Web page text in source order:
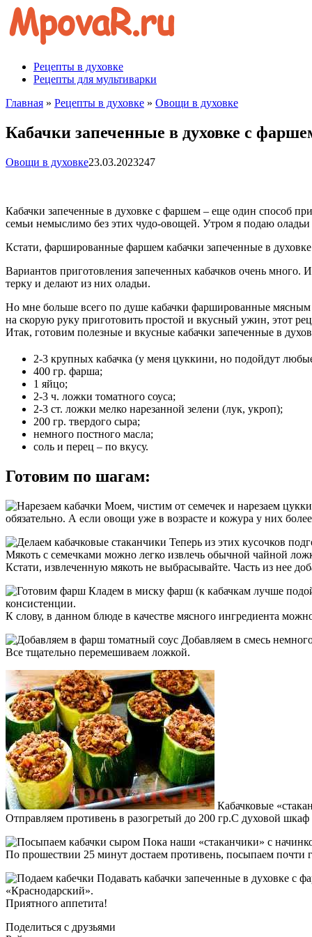
Перейти
контенту
Рецепты в духовке
Рецепты для мультиварки
Главная » Рецепты в духовке » Овощи в духовке
Кабачки запеченные в духовке с
Овощи в духовке23.03.2023247
Кабачки запеченные в духовке с фаршем – еще один способ
семьи немыслимо без этих чудо-овощей. Утром я подаю
Кстати, фаршированные фаршем кабачки запеченные в
Вариантов приготовления запеченных кабачков очень
терку и делают из них оладьи.
Но мне больше всего по душе кабачки фаршированные мясным
на скорую руку приготовить простой и вкусный ужин, этот
Итак, готовим полезные и вкусные кабачки запеченные в
2-3 крупных кабачка (у меня цуккини, но подойдут
400 гр. фарша;
1 яйцо;
2-3 ч. ложки томатного соуса;
2-3 ст. ложки мелко нарезанной зелени (лук, укроп);
200 гр. твердого сыра;
немного постного масла;
соль и перец – по вкусу.
Готовим по шагам:
Моем, чистим от семечек и нарезаем
обязательно. А если овощи уже в возрасте и кожура у них
Теперь из этих кусочков
Мякоть с семечками можно легко извлечь обычной чайной
Кстати, извлеченную мякоть не выбрасывайте. Часть из нее
Кладем в миску фарш (к кабачкам лучше
консистенции.
К слову, в данном блюде в качестве мясного ингредиента
Добавляем в смесь
Все тщательно перемешиваем ложкой.
Кабачковые
Отправляем противень в разогретый до 200 гр.С духовой
Пока наши «стаканчики» с
По прошествии 25 минут достаем противень, посыпаем почти
Подавать кабачки запеченные в духовке
«Краснодарский».
Приятного аппетита!
Поделиться с друзьями